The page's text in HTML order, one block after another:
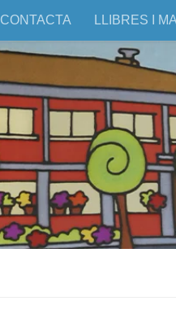
CONTACTA LLIBRES I